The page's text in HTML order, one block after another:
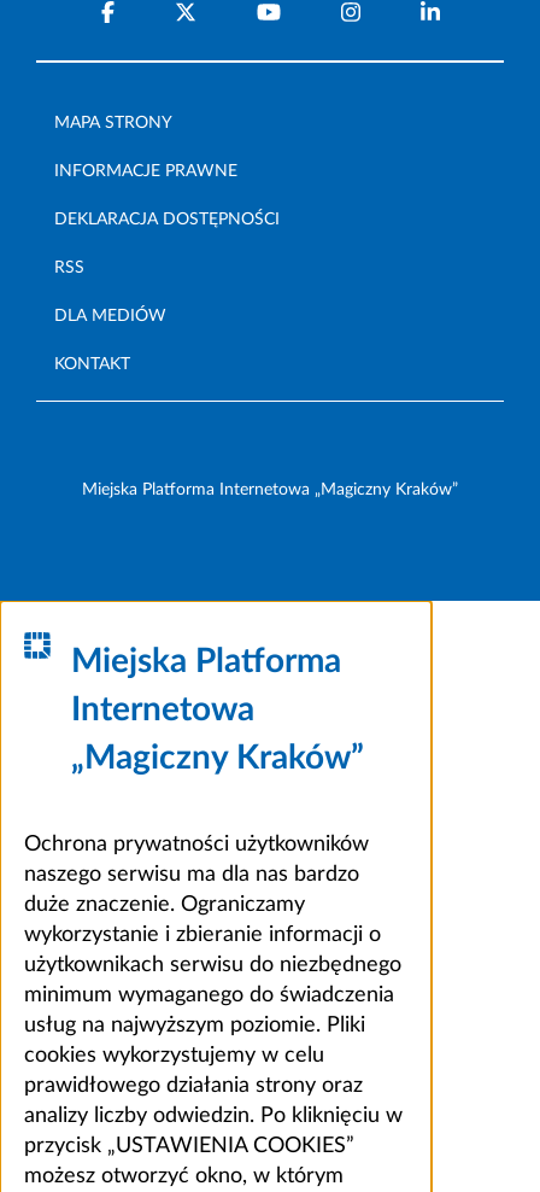
MAPA STRONY
INFORMACJE PRAWNE
DEKLARACJA DOSTĘPNOŚCI
RSS
DLA MEDIÓW
KONTAKT
Miejska Platforma Internetowa „Magiczny Kraków”
Miejska Platforma
Internetowa
„Magiczny Kraków”
Ochrona prywatności użytkowników
naszego serwisu ma dla nas bardzo
duże znaczenie. Ograniczamy
wykorzystanie i zbieranie informacji o
użytkownikach serwisu do niezbędnego
minimum wymaganego do świadczenia
usług na najwyższym poziomie. Pliki
cookies wykorzystujemy w celu
prawidłowego działania strony oraz
analizy liczby odwiedzin. Po kliknięciu w
przycisk „USTAWIENIA COOKIES”
możesz otworzyć okno, w którym